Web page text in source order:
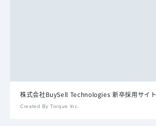
株式会社BuySell Technologies 新卒採用サイト
Created By Torque Inc.